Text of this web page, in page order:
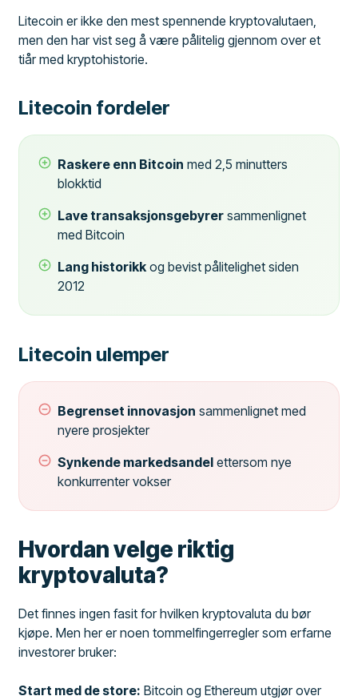
Litecoin er ikke den mest spennende kryptovalutaen,
men den har vist seg å være pålitelig gjennom over et
tiår med kryptohistorie.
Litecoin fordeler
Raskere enn Bitcoin med 2,5 minutters
blokktid
Lave transaksjonsgebyrer sammenlignet
med Bitcoin
Lang historikk og bevist pålitelighet siden
2012
Litecoin ulemper
Begrenset innovasjon sammenlignet med
nyere prosjekter
Synkende markedsandel ettersom nye
konkurrenter vokser
Hvordan velge riktig
kryptovaluta?
Det finnes ingen fasit for hvilken kryptovaluta du bør
kjøpe. Men her er noen tommelfingerregler som erfarne
investorer bruker:
Start med de store: Bitcoin og Ethereum utgjør over